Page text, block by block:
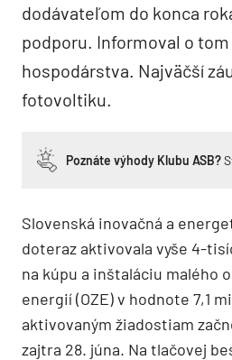
dodávateľom do konca
podporu. Informoval o
hospodárstva. Najväčší
fotovoltiku.
Poznáte výhody Klubu ASB?
Slovenská inovačná a
doteraz aktivovala vyše 4-
na kúpu a inštaláciu malého
energií (OZE) v hodnote 7,1
aktivovaným žiadostiam
zajtra 28. júna. Na tlačovej